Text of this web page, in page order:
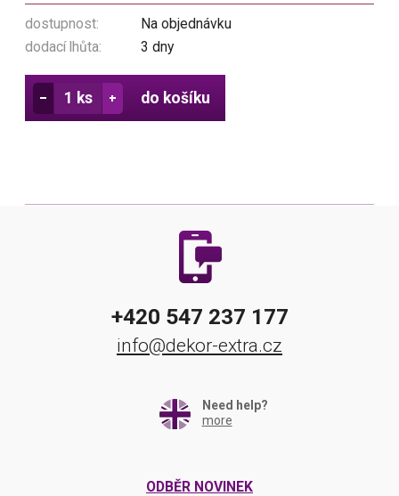
dostupnost:
Na objednávku
dodací lhůta:
3 dny
do košíku
+420 547 237 177
info@dekor-extra.cz
Need help?
more
ODBĚR NOVINEK